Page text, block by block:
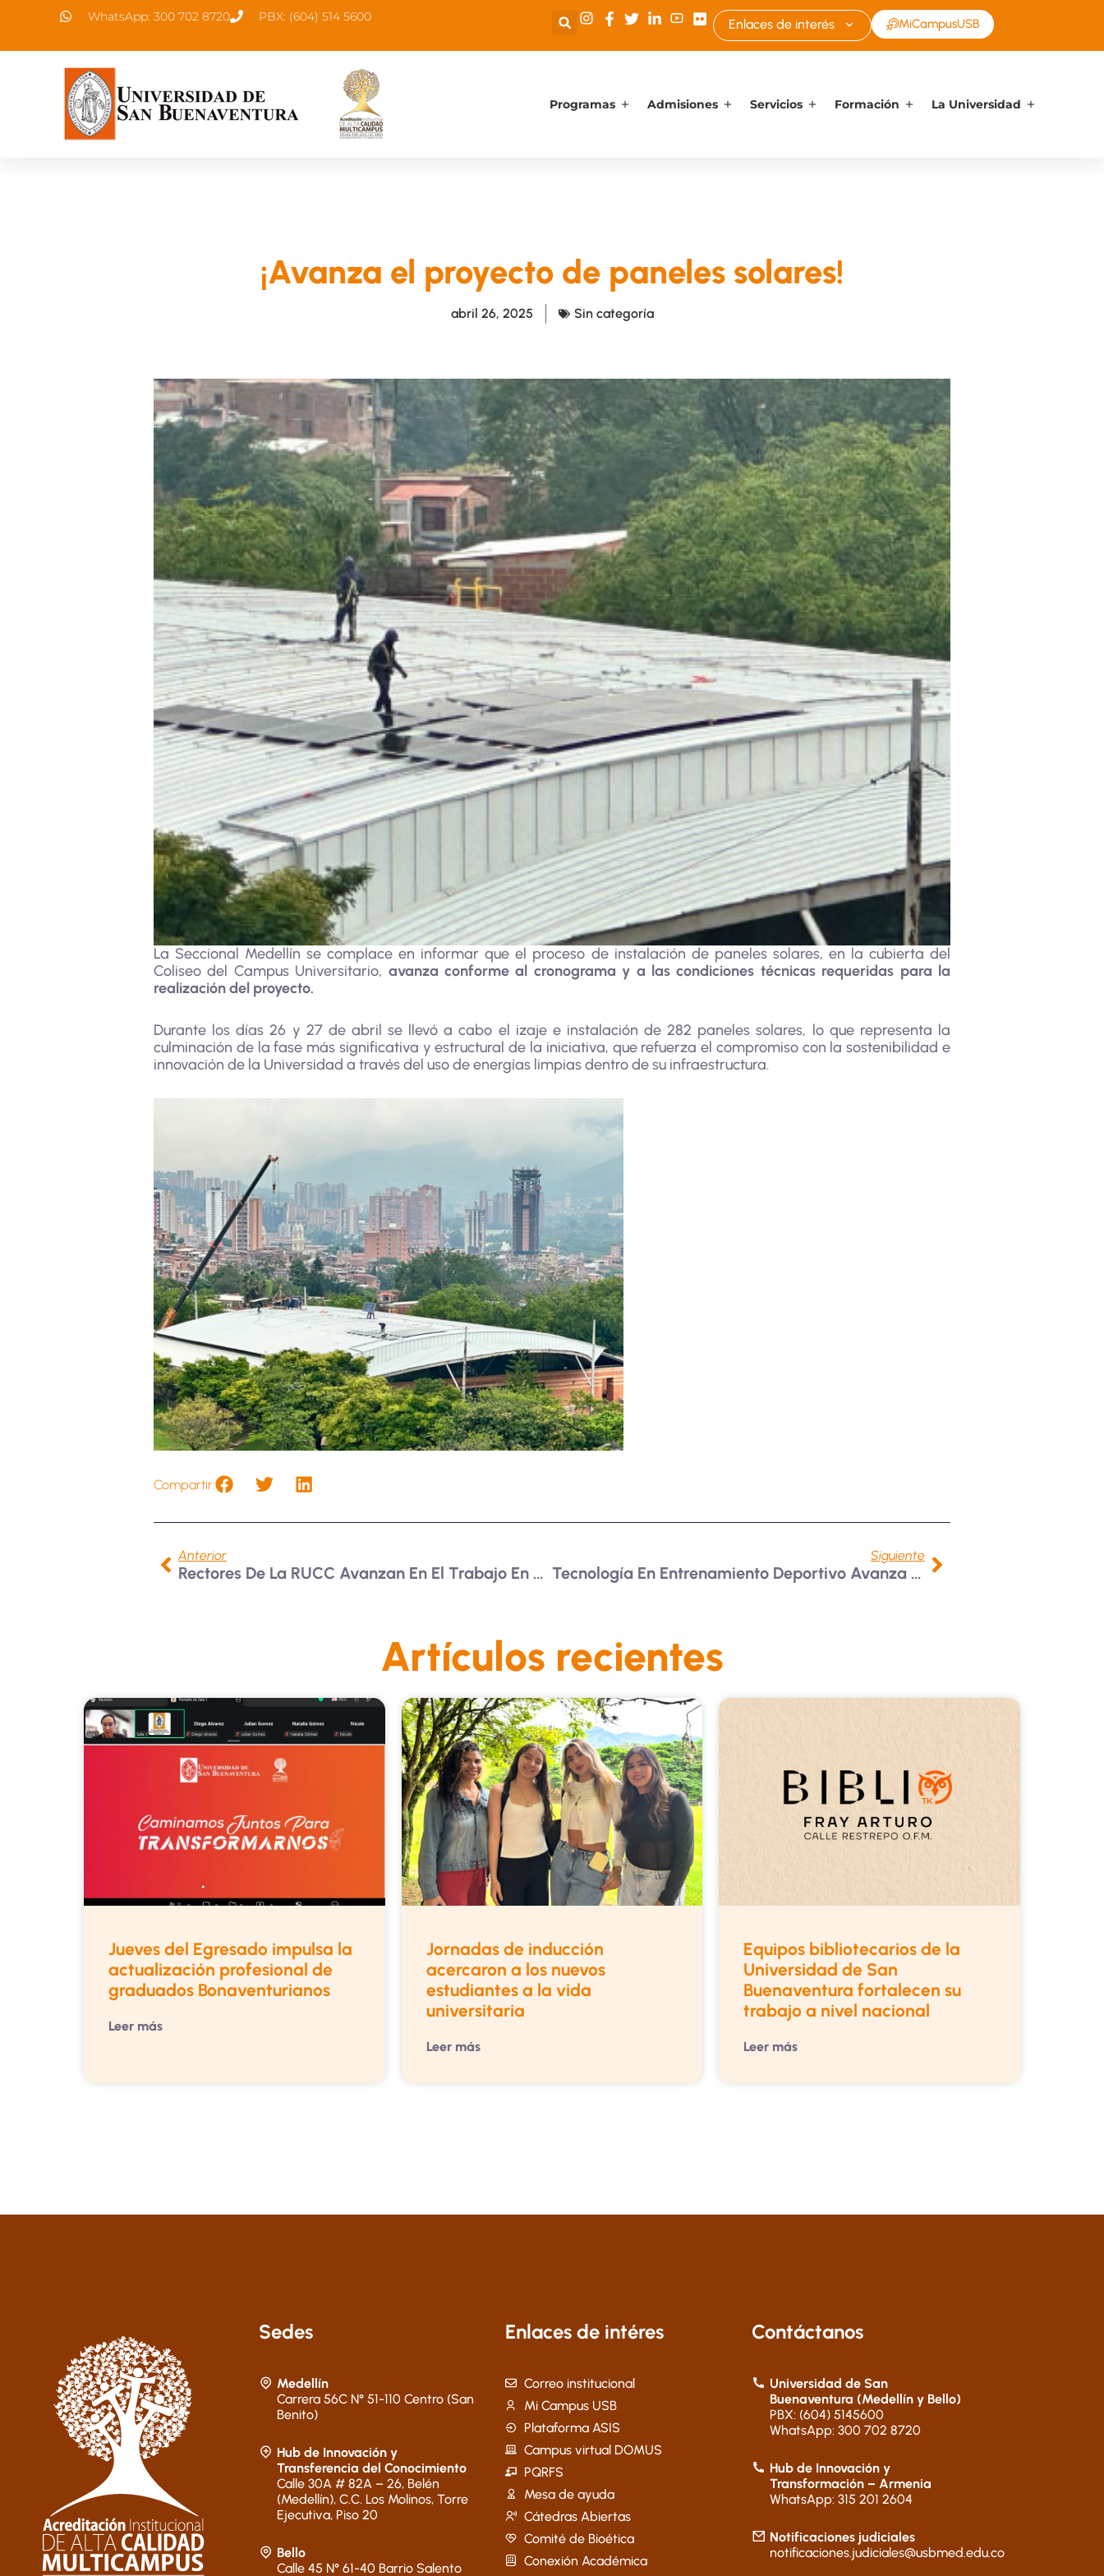
WhatsApp: 300 702 8720 PBX: (604) 514 5600 Enlaces de interés MiCampusUSB
Programas Admisiones Servicios Formación La Universidad
¡Avanza el proyecto de paneles solares!
abril 26, 2025 Sin categoría
La Seccional Medellín se complace en informar que el proceso de instalación de paneles solares, en la cubierta del
Coliseo del Campus Universitario, avanza conforme al cronograma y a las condiciones técnicas requeridas para la
realización del proyecto.
Durante los días 26 y 27 de abril se llevó a cabo el izaje e instalación de 282 paneles solares, lo que representa la
culminación de la fase más significativa y estructural de la iniciativa, que refuerza el compromiso con la sostenibilidad e
innovación de la Universidad a través del uso de energías limpias dentro de su infraestructura.
Compartir:
Anterior
Rectores De La RUCC Avanzan En El Trabajo En Red
Siguiente
Tecnología En Entrenamiento Deportivo Avanza En Proceso De Acreditación De Alta Calidad
Artículos recientes
Jueves del Egresado impulsa la
actualización profesional de
graduados Bonaventurianos
Leer más
Jornadas de inducción
acercaron a los nuevos
estudiantes a la vida
universitaria
Leer más
Equipos bibliotecarios de la
Universidad de San
Buenaventura fortalecen su
trabajo a nivel nacional
Leer más
Sedes
Medellín
Carrera 56C N° 51-110 Centro (San
Benito)
Hub de Innovación y
Transferencia del Conocimiento
Calle 30A # 82A – 26, Belén
(Medellín), C.C. Los Molinos, Torre
Ejecutiva, Piso 20
Bello
Calle 45 N° 61-40 Barrio Salento
Enlaces de intéres
Correo institucional
Mi Campus USB
Plataforma ASIS
Campus virtual DOMUS
PQRFS
Mesa de ayuda
Cátedras Abiertas
Comité de Bioética
Conexión Académica
Contáctanos
Universidad de San
Buenaventura (Medellín y Bello)
PBX: (604) 5145600
WhatsApp: 300 702 8720
Hub de Innovación y
Transformación – Armenia
WhatsApp: 315 201 2604
Notificaciones judiciales
notificaciones.judiciales@usbmed.edu.co